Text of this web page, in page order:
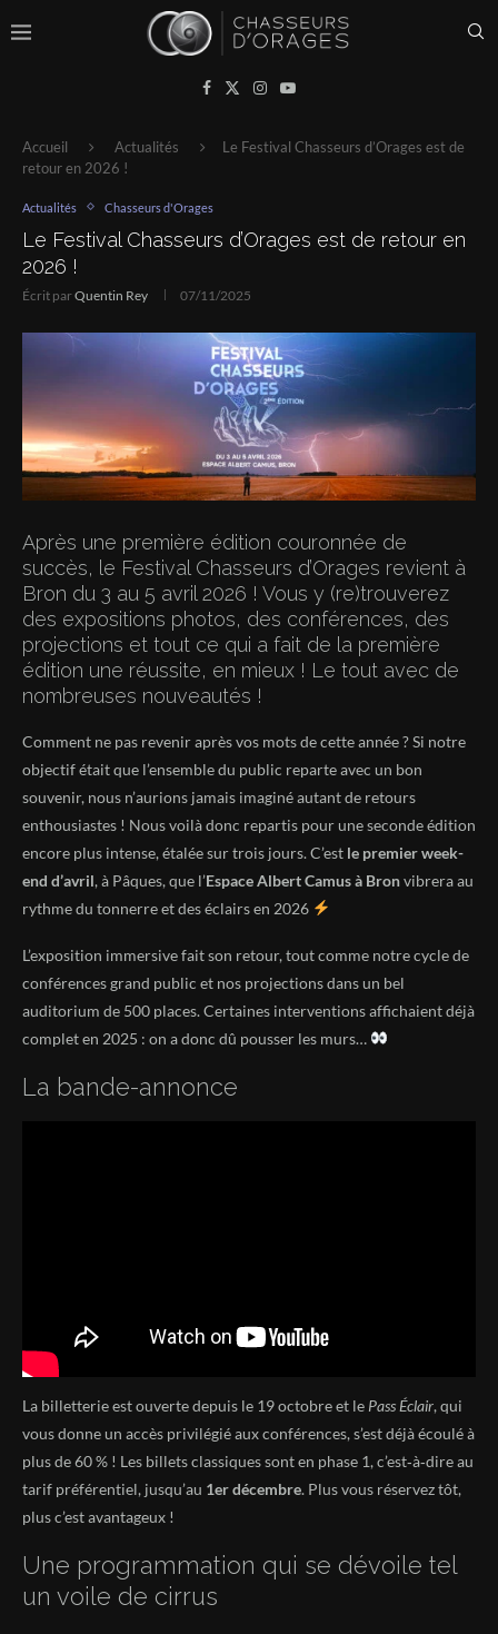
Accueil Actualités
Le Festival Chasseurs d’Orages est de
retour en 2026 !
Actualités Chasseurs d'Orages
Le Festival Chasseurs d’Orages est de retour en
2026 !
Écrit parQuentin Rey 07/11/2025
Après une première édition couronnée de
succès, le Festival Chasseurs d’Orages revient à
Bron du 3 au 5 avril 2026 ! Vous y (re)trouverez
des expositions photos, des conférences, des
projections et tout ce qui a fait de la première
édition une réussite, en mieux ! Le tout avec de
nombreuses nouveautés !
Comment ne pas revenir après vos mots de cette année ? Si notre
objectif était que l’ensemble du public reparte avec un bon
souvenir, nous n’aurions jamais imaginé autant de retours
enthousiastes ! Nous voilà donc repartis pour une seconde édition
encore plus intense, étalée sur trois jours. C’est le premier week-
end d’avril, à Pâques, que l’Espace Albert Camus à Bronvibrera au
rythme du tonnerre et des éclairs en 2026
L’exposition immersive fait son retour, tout comme notre cycle de
conférences grand public et nos projections dans un bel
auditorium de 500 places. Certaines interventions affichaient déjà
complet en 2025 : on a donc dû pousser les murs…
La bande-annonce
La billetterie est ouverte depuis le 19 octobre et le Pass Éclair, qui
vous donne un accès privilégié aux conférences, s’est déjà écoulé à
plus de 60 % ! Les billets classiques sont en phase 1, c’est‑à‑dire au
tarif préférentiel, jusqu’au 1er décembre. Plus vous réservez tôt,
plus c’est avantageux !
Une programmation qui se dévoile tel
un voile de cirrus